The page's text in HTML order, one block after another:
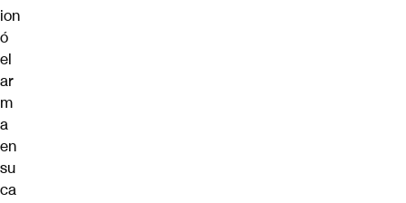
ion
ó
el
ar
m
a
en
su
ca